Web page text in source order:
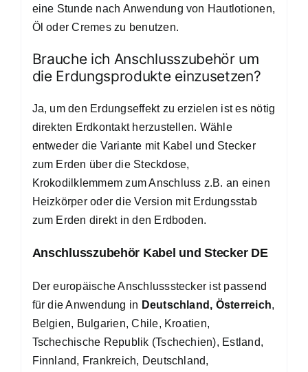
eine Stunde nach Anwendung von Hautlotionen,
Öl oder Cremes zu benutzen.
Brauche ich Anschlusszubehör um
die Erdungsprodukte einzusetzen?
Ja, um den Erdungseffekt zu erzielen ist es nötig
direkten Erdkontakt herzustellen. Wähle
entweder die Variante mit Kabel und Stecker
zum Erden über die Steckdose,
Krokodilklemmem zum Anschluss z.B. an einen
Heizkörper oder die Version mit Erdungsstab
zum Erden direkt in den Erdboden.
Anschlusszubehör Kabel und Stecker DE
Der europäische Anschlussstecker ist passend
für die Anwendung in Deutschland, Österreich,
Belgien, Bulgarien, Chile, Kroatien,
Tschechische Republik (Tschechien), Estland,
Finnland, Frankreich, Deutschland,